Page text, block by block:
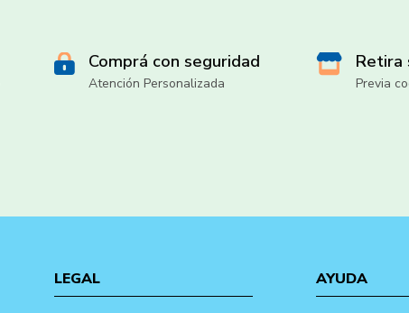
Comprá con seguridad
Atención Personalizada
Retira
Previa
LEGAL AYUDA